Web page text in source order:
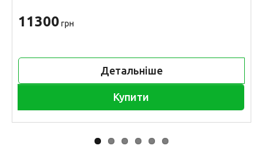
11300 грн
Детальніше
Купити